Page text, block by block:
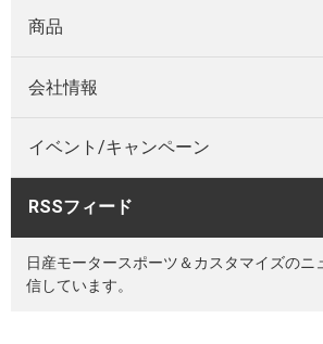
商品
会社情報
イベント/キャンペーン
RSSフィード
日産モータースポーツ＆カスタマイズのニ
信しています。